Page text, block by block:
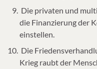
Die privaten und
die Finanzierung der
einstellen.
Die
Krieg raubt der